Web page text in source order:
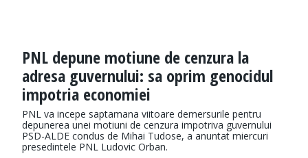
PNL depune motiune de cenzura la
adresa guvernului: sa oprim genocidul
impotria economiei
PNL va incepe saptamana viitoare demersurile pentru
depunerea unei motiuni de cenzura impotriva guvernului
PSD-ALDE condus de Mihai Tudose, a anuntat miercuri
presedintele PNL Ludovic Orban.